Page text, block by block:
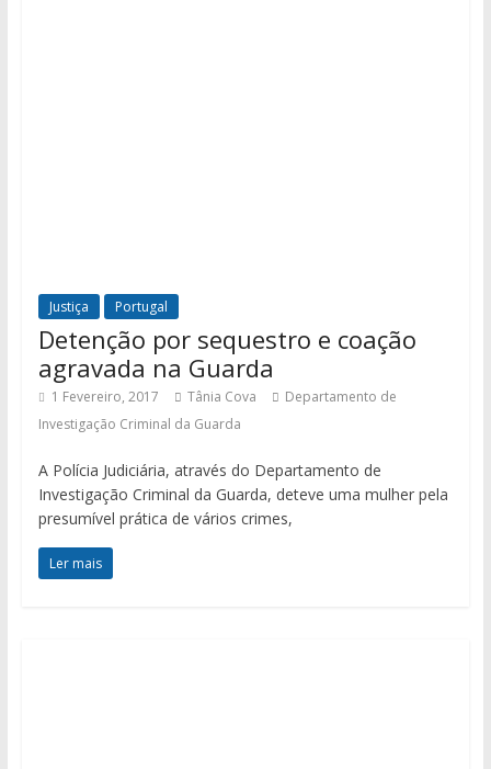
Justiça Portugal
Detenção por sequestro e coação
agravada na Guarda
1 Fevereiro, 2017 Tânia Cova
Departamento de
Investigação Criminal da Guarda
A Polícia Judiciária, através do Departamento de
Investigação Criminal da Guarda, deteve uma mulher pela
presumível prática de vários crimes,
Ler mais